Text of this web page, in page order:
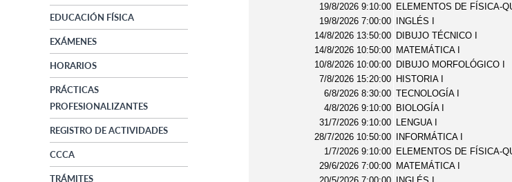
EDUCACIÓN FÍSICA
EXÁMENES
HORARIOS
PRÁCTICAS
PROFESIONALIZANTES
REGISTRO DE ACTIVIDADES
CCCA
TRÁMITES